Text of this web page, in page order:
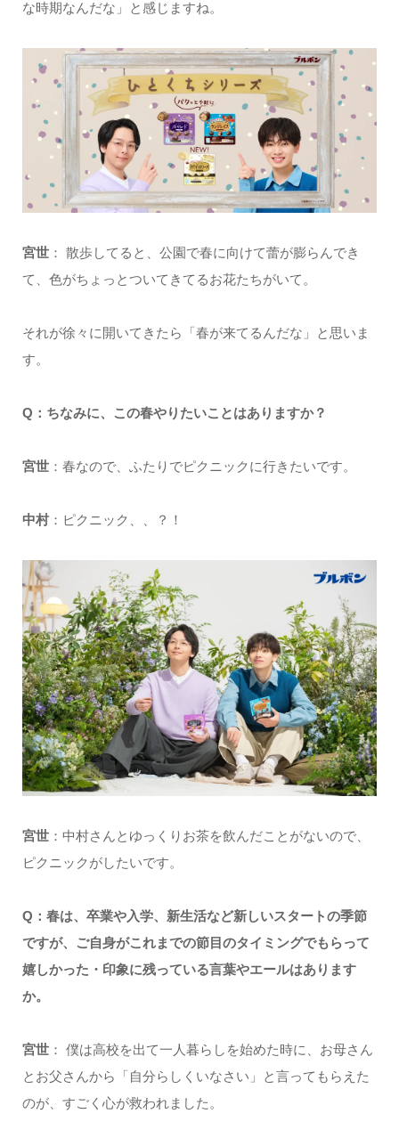
な時期なんだな」と感じますね。
宮世： 散歩してると、公園で春に向けて蕾が膨らんでき
て、色がちょっとついてきてるお花たちがいて。
それが徐々に開いてきたら「春が来てるんだな」と思いま
す。
Q：ちなみに、この春やりたいことはありますか？
宮世：春なので、ふたりでピクニックに行きたいです。
中村：ピクニック、、？！
宮世：中村さんとゆっくりお茶を飲んだことがないので、
ピクニックがしたいです。
Q：春は、卒業や入学、新生活など新しいスタートの季節
ですが、ご自身がこれまでの節目のタイミングでもらって
嬉しかった・印象に残っている言葉やエールはあります
か。
宮世： 僕は高校を出て一人暮らしを始めた時に、お母さん
とお父さんから「自分らしくいなさい」と言ってもらえた
のが、すごく心が救われました。